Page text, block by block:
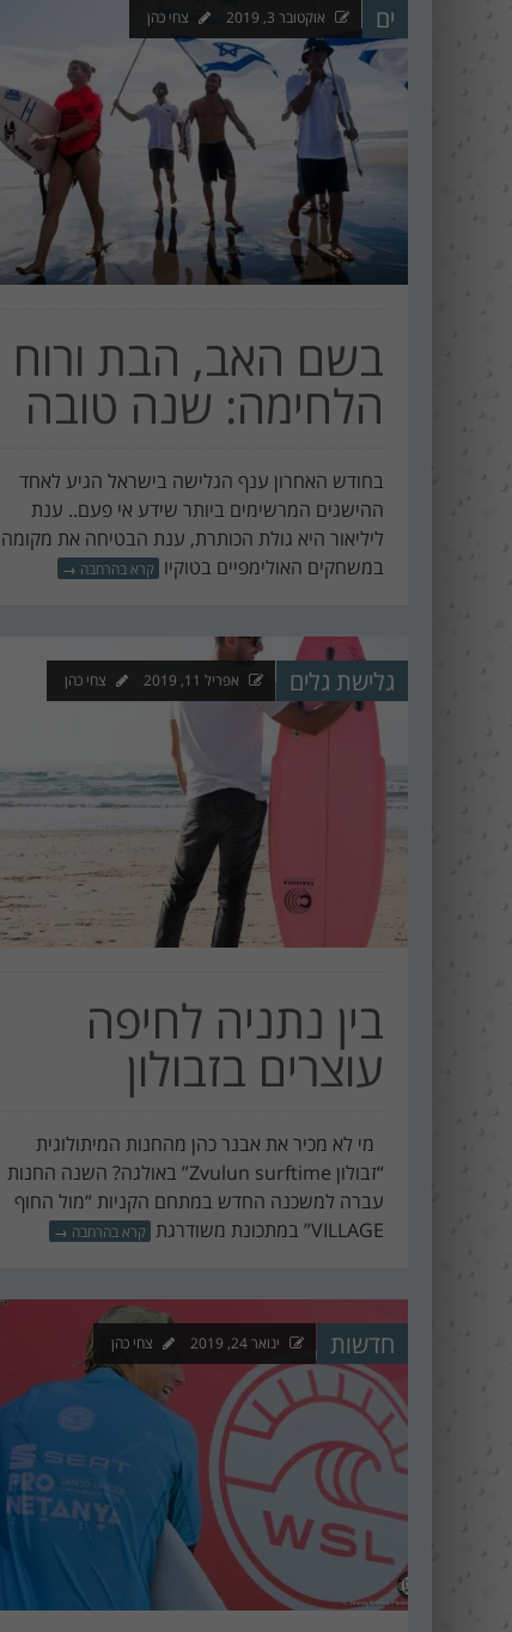
ים אוקטובר 3, 2019 צחי כהן
בשם האב, הבת ורוח
הלחימה: שנה טובה
בחודש האחרון ענף הגלישה בישראל הגיע לאחד
ההישגים המרשימים ביותר שידע אי פעם.. ענת
ליליאור היא גולת הכותרת, ענת הבטיחה את מקומה
במשחקים האולימפיים בטוקיו קרא בהרחבה →
גלישת גלים אפריל 11, 2019 צחי כהן
בין נתניה לחיפה
עוצרים בזבולון
מי לא מכיר את אבנר כהן מהחנות המיתולוגית
“זבולון Zvulun surftime” באולגה? השנה החנות
עברה למשכנה החדש במתחם הקניות “מול החוף
VILLAGE” במתכונת משודרגת
קרא בהרחבה →
חדשות ינואר 24, 2019 צחי כהן
בין נתניה לחיפה
ההכנות – EILAT
ECO SUP TOUR